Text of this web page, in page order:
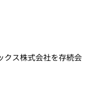
クス株式会社を存続会